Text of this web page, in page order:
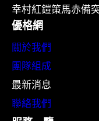
幸村紅鎧策馬赤備
優格網
關於我們
團隊組成
最新消息
聯絡我們